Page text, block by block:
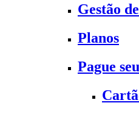
Gestão
Planos
Pague